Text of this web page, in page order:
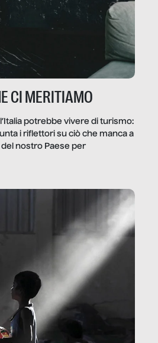
CI MERITIAMO
potrebbe vivere di turismo:
i riflettori su ciò che manca a
nostro Paese per